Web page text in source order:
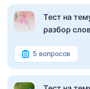
Тест на
разбор
5 вопросов